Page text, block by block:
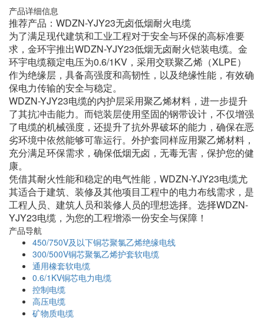
产品详细信息
推荐产品：WDZN-YJY23无卤低烟耐火电缆
为了满足现代建筑和工业工程对于安全与环保的高标准要
求，金环宇推出WDZN-YJY23低烟无卤耐火铠装电缆。金
环宇电缆额定电压为0.6/1KV，采用交联聚乙烯（XLPE）
作为绝缘层，具备高强度和高韧性，以及绝缘性能，有效确
保电力传输的安全与稳定。
WDZN-YJY23电缆的内护层采用聚乙烯材料，进一步提升
了其抗冲击能力。而铠装层使用坚固的钢带设计，不仅增强
了电缆的机械强度，还提升了抗外界破坏的能力，确保在恶
劣环境中依然能够可靠运行。外护套同样应用聚乙烯材料，
充分满足环保需求，确保低烟无卤，无毒无害，保护您的健
康。
凭借其耐火性能和稳定的电气性能，WDZN-YJY23电缆尤
其适合于建筑、装修及其他项目工程中的电力布线需求，是
工程人员、建筑人员和装修人员的理想选择。选择WDZN-
YJY23电缆，为您的工程增添一份安全与保障！
产品导航
450/750V及以下铜芯聚氯乙烯绝缘电线
300/500V铜芯聚氯乙烯护套软电缆
通用橡套软电缆
0.6/1KV铜芯电力电缆
控制电缆
高压电缆
矿物质电缆